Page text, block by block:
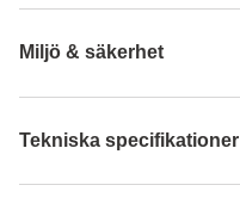
Miljö & säkerhet
Tekniska specifikationer